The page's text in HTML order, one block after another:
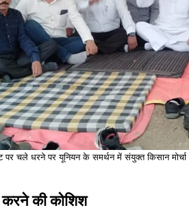
पर चले धरने पर यूनियन के समर्थन में संयुक्त किसान
की कोशिश